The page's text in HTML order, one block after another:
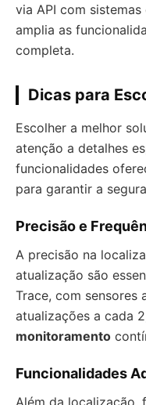
via API com
amplia as
completa.
Dicas para
Escolher a melhor
atenção a detalhes
funcionalidades
para garantir a
Precisão e
A precisão na
atualização são
Trace, com sensores
atualizações a cada
monitoramento
Funcionalidades